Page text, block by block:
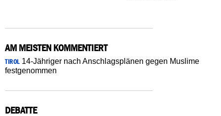
AM MEISTEN KOMMENTIERT
TIROL14-Jähriger nach Anschlagsplänen gegen Muslime
festgenommen
DEBATTE